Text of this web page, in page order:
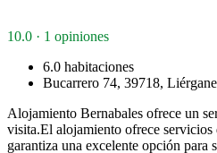
10.0 · 1 opiniones
6.0 habitaciones
Bucarrero 74, 39718,
Alojamiento Bernabales ofrece un
visita.El alojamiento ofrece servicios
garantiza una excelente opción